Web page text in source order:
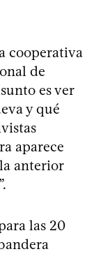
cooperativa
de
es ver
y qué
aparece
anterior
las 20